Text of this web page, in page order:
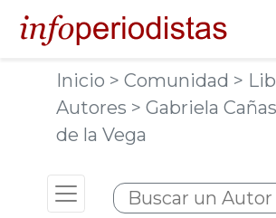
Inicio > Comunidad >
Autores > Gabriela
de la Vega
Toggle navigation